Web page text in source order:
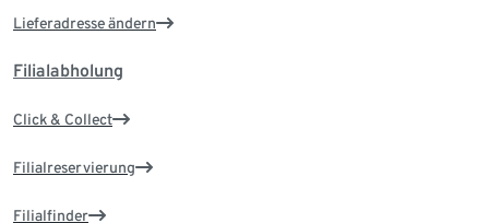
Lieferadresse ändern
Filialabholung
Click & Collect
Filialreservierung
Filialfinder